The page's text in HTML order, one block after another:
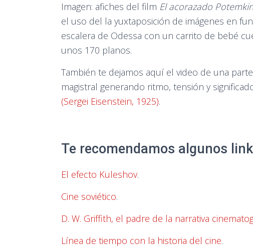
Imagen: afiches del film El acorazado
el uso del la yuxtaposición de imágenes en
escalera de Odessa con un carrito de bebé
unos 170 planos.
También te dejamos aquí el video de una
magistral generando ritmo, tensión y
(Sergei Eisenstein, 1925).
Te recomendamos algunos
El efecto Kuleshov.
Cine soviético.
D. W. Griffith, el padre de la narrativa
Línea de tiempo con la historia del cine.